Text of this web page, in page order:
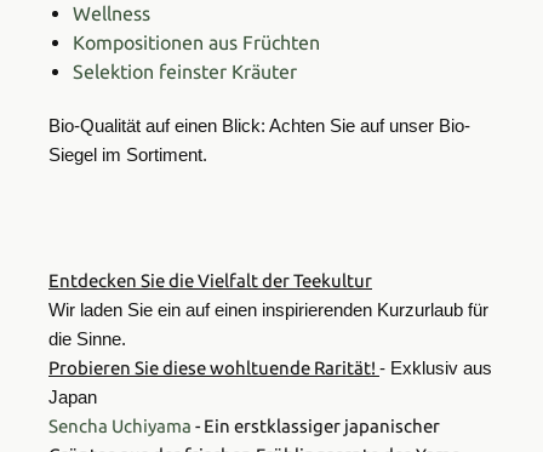
Wellness
Kompositionen aus Früchten
Selektion feinster Kräuter
Bio-Qualität auf einen Blick: Achten Sie auf unser Bio-
Siegel im Sortiment.
Entdecken Sie die Vielfalt der Teekultur
Wir laden Sie ein auf einen inspirierenden Kurzurlaub für
die Sinne.
Probieren Sie diese wohltuende Rarität! - Exklusiv aus
Japan
Sencha Uchiyama - Ein erstklassiger japanischer